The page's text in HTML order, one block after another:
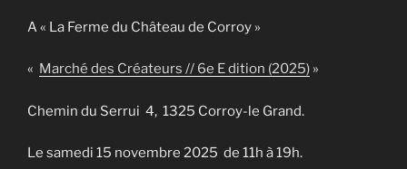
A « La Ferme du Château de Corroy »
« Marché des Créateurs // 6e E dition (2025) »
Chemin du Serrui 4, 1325 Corroy-le Grand.
Le samedi 15 novembre 2025 de 11h à 19h.